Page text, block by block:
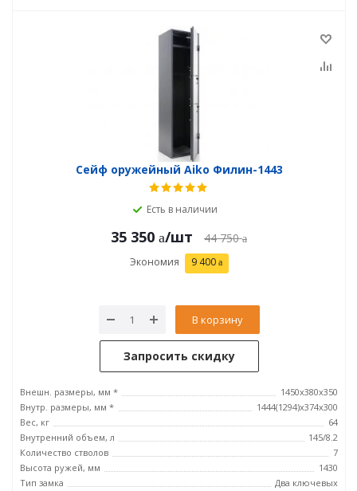
Сейф оружейный Aiko Филин-1443
Есть в наличии
35 350 /шт 44 750
Экономия 9 400
В корзину
Запросить скидку
Внешн. размеры, мм *
1450x380x350
Внутр. размеры, мм *
1444(1294)x374x300
Вес, кг
64
Внутренний объем, л
145/8.2
Количество стволов
7
Высота ружей, мм
1430
Тип замка
Два ключевых